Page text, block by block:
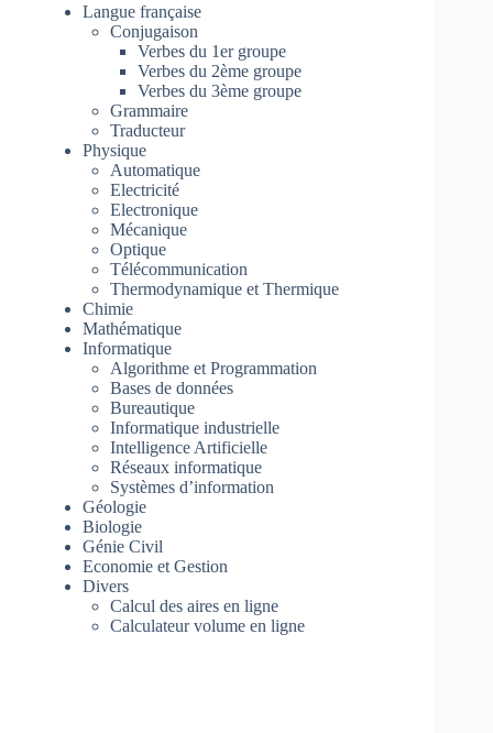
Langue française
Conjugaison
Verbes du 1er groupe
Verbes du 2ème groupe
Verbes du 3ème groupe
Grammaire
Traducteur
Physique
Automatique
Electricité
Electronique
Mécanique
Optique
Télécommunication
Thermodynamique et Thermique
Chimie
Mathématique
Informatique
Algorithme et Programmation
Bases de données
Bureautique
Informatique industrielle
Intelligence Artificielle
Réseaux informatique
Systèmes d’information
Géologie
Biologie
Génie Civil
Economie et Gestion
Divers
Calcul des aires en ligne
Calculateur volume en ligne